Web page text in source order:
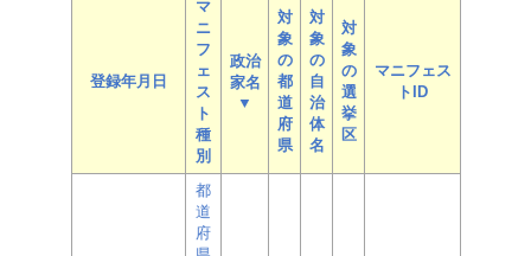
登録年月日
マ
ニ
フ
ェ
ス
ト
種
別
政治
家名
▼
対
象
の
都
道
府
県
対
象
の
自
治
体
名
対
象
の
選
挙
区
マニフェス
トID
都
道
府